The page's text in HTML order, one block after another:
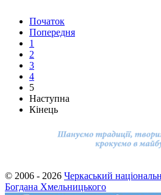
Початок
Попередня
1
2
3
4
5
Наступна
Кінець
© 2006 - 2026 Черкаський
Богдана Хмельницького